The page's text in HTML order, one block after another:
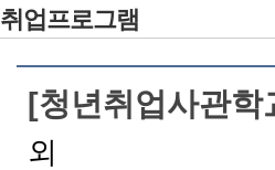
취업프로그램
[청년취업사관학
외